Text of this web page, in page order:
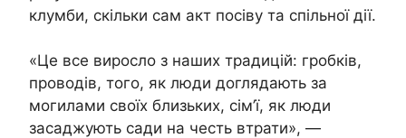
клумби, скільки сам акт посіву та спільної дії.
«Це все виросло з наших традицій: гробків,
проводів, того, як люди доглядають за
могилами своїх близьких, сім’ї, як люди
засаджують сади на честь втрати», —